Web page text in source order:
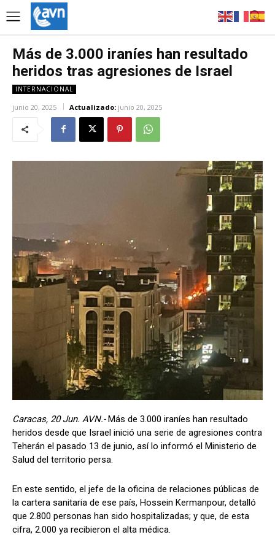
Más de 3.000 iraníes han resultado
heridos tras agresiones de Israel
INTERNACIONAL
junio 20, 2025 Actualizado: junio 20, 2025
Caracas, 20 Jun. AVN.-Más de 3.000 iraníes han resultado
heridos desde que Israel inició una serie de agresiones contra
Teherán el pasado 13 de junio, así lo informó el Ministerio de
Salud del territorio persa.
En este sentido, el jefe de la oficina de relaciones públicas de
la cartera sanitaria de ese país, Hossein Kermanpour, detalló
que 2.800 personas han sido hospitalizadas; y que, de esta
cifra, 2.000 ya recibieron el alta médica.